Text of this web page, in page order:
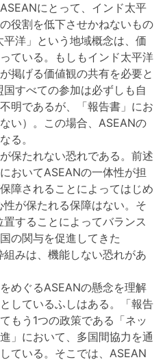
にとって、インド太平
役割を低下させかねないもの
洋」という地域概念は、価
ている。もしもインド太平洋
掲げる価値観の共有を必要と
すべての参加は必ずしも自
明であるが、「報告書」にお
い）。この場合、ASEANの
る。
保たれない恐れである。前述
おいてASEANの一体性が担
障されることによってはじめ
が保たれる保障はない。そ
することによってバランス
の関与を促進してきた
みは、機能しない恐れがあ
めぐるASEANの懸念を理解
しているふしはある。「報告
もう1つの政策である「ネッ
」において、多国間協力を通
ている。そこでは、ASEAN